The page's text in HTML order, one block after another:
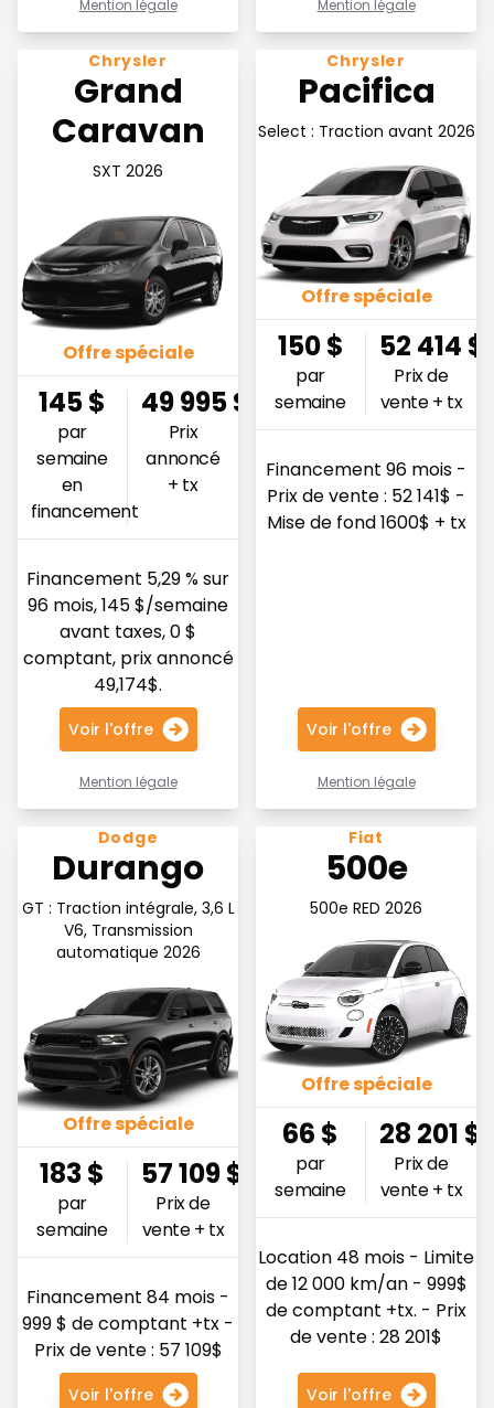
Mention légale Mention légale
Voir l'offre 145$ par semaine en financement
Chrysler
Grand
Caravan
SXT 2026
Offre spéciale
145$
par
semaine
en
financement
49 995$
Prix
annoncé
+ tx
Financement 5,29 % sur
96 mois, 145 $/semaine
avant taxes, 0 $
comptant, prix annoncé
49,174$.
Voir l'offre
Mention légale
Voir l'offre 150$ par
Chrysler
Pacifica
Select : Traction avant 2026
Offre spéciale
150$
par
semaine
52 414 $
Prix de
vente + tx
Financement 96 mois -
Prix de vente : 52 141$ -
Mise de fond 1600$ + tx
Voir l'offre
Mention légale
Voir l'offre 183$ par semaine
Dodge
Durango
GT : Traction intégrale, 3,6 L
V6, Transmission
automatique 2026
Offre spéciale
183$
par
semaine
57 109$
Prix de
vente + tx
Financement 84 mois -
999 $ de comptant +tx -
Prix de vente : 57 109$
Voir l'offre
Voir l'offre 66$ par semaine
Fiat
500e
500e RED 2026
Offre spéciale
66 $
par
semaine
28 201 $
Prix de
vente + tx
Location 48 mois - Limite
de 12 000 km/an - 999$
de comptant +tx. - Prix
de vente : 28 201$
Voir l'offre